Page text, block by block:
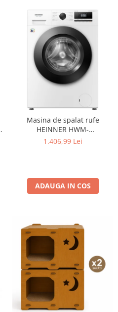
Masina de spalat rufe
HEINNER HWM-
HME9014IVA10+++, 9 KG, 1400
1.406,99 Lei
ADAUGA IN COS